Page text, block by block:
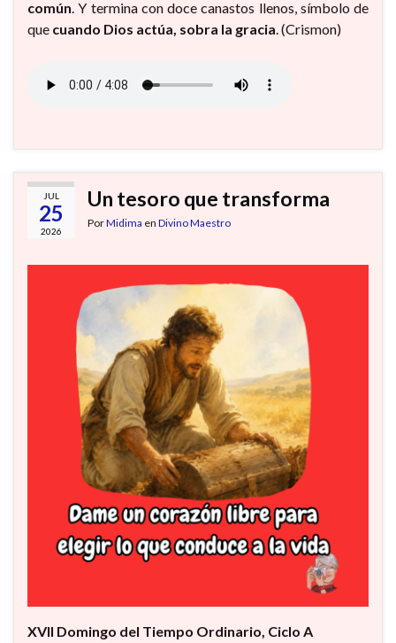
común. Y termina con doce canastos llenos, símbolo de
que cuando Dios actúa, sobra la gracia. (Crismon)
JUL
25
2026
Un tesoro que transforma
PorMidima en Divino Maestro
XVII Domingo del Tiempo Ordinario, Ciclo A